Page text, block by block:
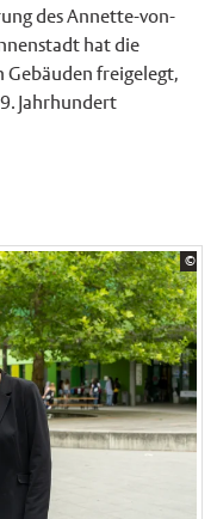
des Annette-von-
hat die
Gebäuden freigelegt,
Jahrhundert
©